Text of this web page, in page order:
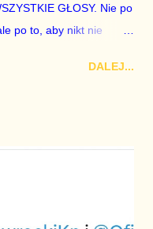
GŁOSY. Nie po
po to, aby nikt nie
to postacie w
DALEJ...